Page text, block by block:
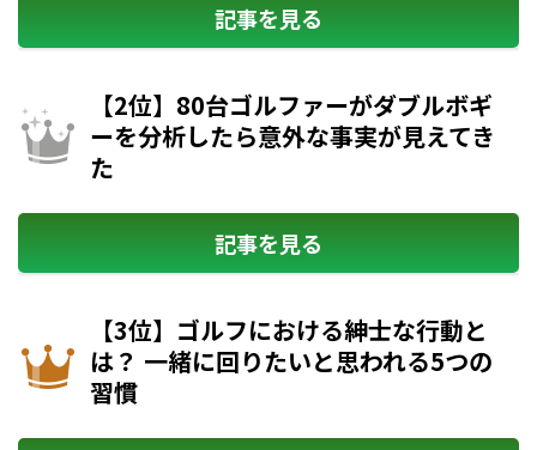
記事を見る
【2位】80台ゴルファーがダブルボギ
ーを分析したら意外な事実が見えてき
た
記事を見る
【3位】ゴルフにおける紳士な行動と
は？ 一緒に回りたいと思われる5つの
習慣